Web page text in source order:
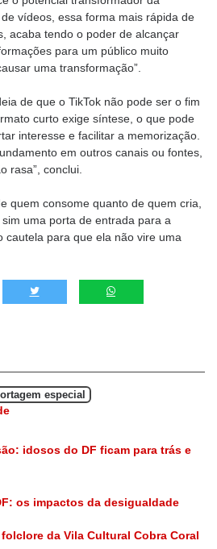
vídeos, essa forma mais rápida de
acaba tendo o poder de alcançar
para um público muito
uma transformação”.
de que o TikTok não pode ser o fim
curto exige síntese, o que pode
interesse e facilitar a memorização.
em outros canais ou fontes,
rasa”, conclui.
quem consome quanto de quem cria,
uma porta de entrada para a
cautela para que ela não vire uma
especial
idosos do DF ficam para trás e
os impactos da desigualdade
da Vila Cultural Cobra Coral